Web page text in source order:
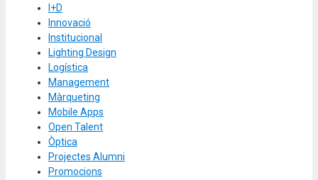
I+D
Innovació
Institucional
Lighting Design
Logística
Management
Màrqueting
Mobile Apps
Open Talent
Òptica
Projectes Alumni
Promocions